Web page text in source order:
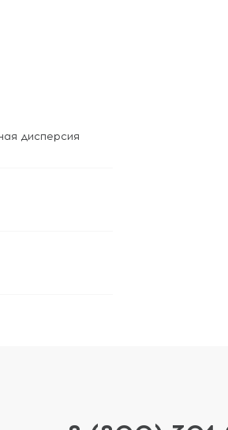
дисперсия